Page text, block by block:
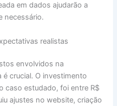
em dados ajudarão a
necessário.
realistas
envolvidos na
crucial. O investimento
caso estudado, foi entre R$
ajustes no website, criação